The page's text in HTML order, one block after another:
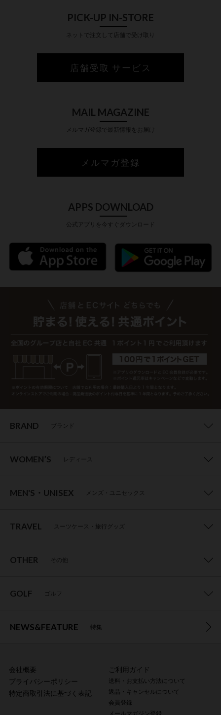
PICK-UP IN-STORE
ネットで注文して店舗で受け取り
店舗受取 サービス
MAIL MAGAZINE
メルマガ登録で最新情報をお届け
メルマガ登録
APPS DOWNLOAD
公式アプリを今すぐダウンロード
BRAND ブランド
WOMEN’S レディース
MEN'S・UNISEX メンズ・ユニセックス
TRAVEL スーツケース・旅行グッズ
OTHER その他
GOLF ゴルフ
NEWS&FEATURE 特集
会社概要
プライバシーポリシー
特定商取引法に基づく表記
ご利用ガイド
送料・お支払い方法について
返品・キャンセルについて
会員登録
メールマガジン登録